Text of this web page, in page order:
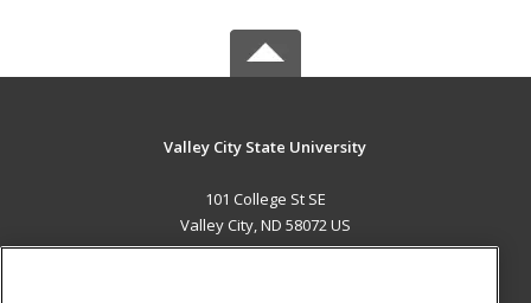
Valley City State University
101 College St SE
Valley City, ND 58072 US